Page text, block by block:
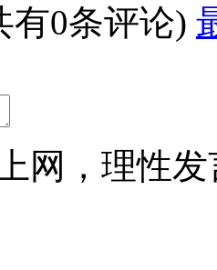
有0条评论)
网，理性